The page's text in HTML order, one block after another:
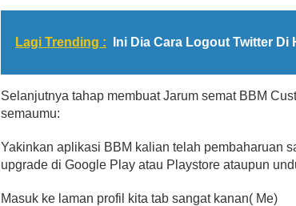
Lagi Trending : Ini Dia Cara Logout Twitter Di
Selanjutnya tahap membuat Jarum semat BBM
semaumu:
Yakinkan aplikasi BBM kalian telah pembaharuan
upgrade di Google Play atau Playstore ataupun
Masuk ke laman profil kita tab sangat kanan( Me)